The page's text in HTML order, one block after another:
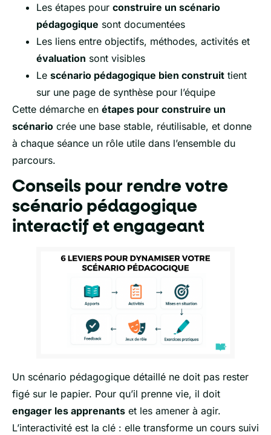
Les étapes pour construire un scénario
pédagogique sont documentées
Les liens entre objectifs, méthodes, activités et
évaluation sont visibles
Le scénario pédagogique bien construit tient
sur une page de synthèse pour l’équipe
Cette démarche en étapes pour construire un
scénario crée une base stable, réutilisable, et donne
à chaque séance un rôle utile dans l’ensemble du
parcours.
Conseils pour rendre votre
scénario pédagogique
interactif et engageant
Un scénario pédagogique détaillé ne doit pas rester
figé sur le papier. Pour qu’il prenne vie, il doit
engager les apprenants et les amener à agir.
L’interactivité est la clé : elle transforme un cours suivi